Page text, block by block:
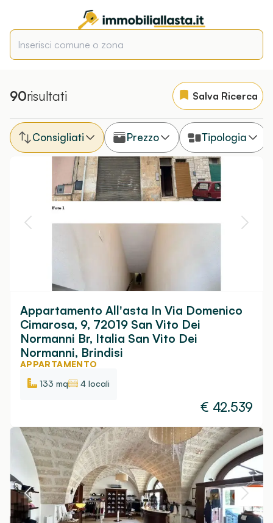
90risultati Salva Ricerca
Prezzo Tipologia
Consigliati
Appartamento All'asta In Via Domenico
Cimarosa, 9, 72019 San Vito Dei
Normanni Br, Italia San Vito Dei
Normanni, Brindisi
APPARTAMENTO
133 mq
4 locali
€ 42.539